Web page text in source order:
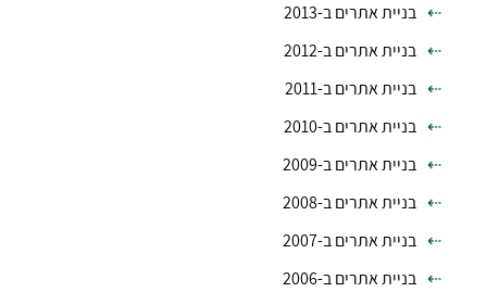
בניית אתרים ב-2013
בניית אתרים ב-2012
בניית אתרים ב-2011
בניית אתרים ב-2010
בניית אתרים ב-2009
בניית אתרים ב-2008
בניית אתרים ב-2007
בניית אתרים ב-2006